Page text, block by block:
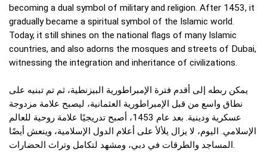
becoming a dual symbol of military and religion. After 1453, it
gradually became a spiritual symbol of the Islamic world.
Today, it still shines on the national flags of many Islamic
countries, and also adorns the mosques and streets of Dubai,
witnessing the integration and inheritance of civilizations.
يمكن ربطه إلى أقدم فترة الإمبراطورية البيزنطية، ثم تم تبنيه على
نطاق واسع من قبل الإمبراطورية العثمانية، ليصبح علامة مزدوجة
عسكرية ودينية. بعد عام 1453، أصبح تدريجيًا علامة روحية للعالم
الإسلامي. اليوم، لا يزال يلألأ على أعلام الدول الإسلامية، وينعش أيضًا
المساجد والطرقات في دبي، ومشهد لتكامل وتراث الحضارات.